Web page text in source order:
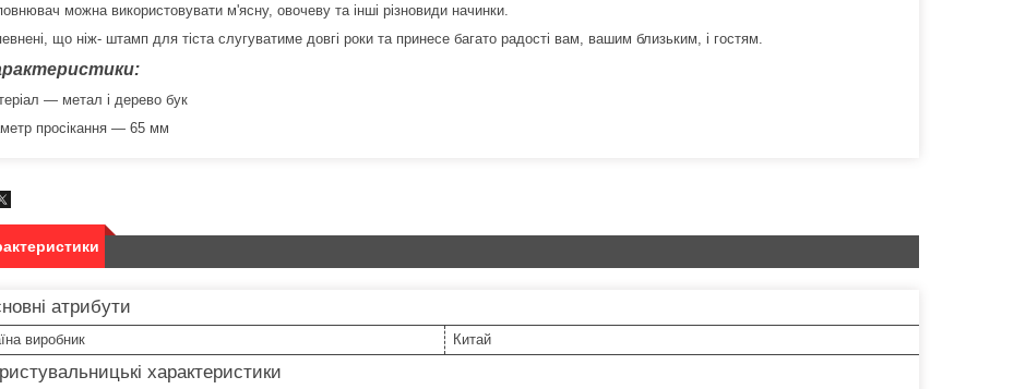
можна використовувати м'ясну, овочеву та інші різновиди начинки.
що ніж- штамп для тіста слугуватиме довгі роки та принесе багато радості вам, вашим близьким, і гостям.
— метал і дерево бук
просікання — 65 мм
атрибути
виробник Китай
характеристики